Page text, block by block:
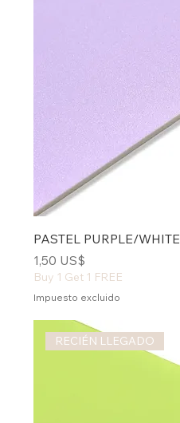
PASTEL PURPLE/WHITE
Precio
1,50 US$
Buy 1 Get 1 FREE
Impuesto excluido
RECIÉN LLEGADO